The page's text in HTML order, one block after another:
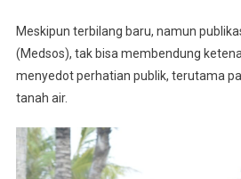
Meskipun terbilang baru, namun
(Medsos), tak bisa membendung
menyedot perhatian publik, terutama
tanah air.